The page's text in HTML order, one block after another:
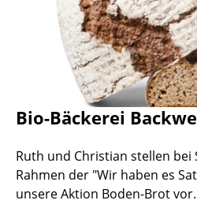
Bio-Bäckerei
Ruth und Christian stellen bei
Rahmen der "Wir haben es
unsere Aktion Boden-Brot vor.